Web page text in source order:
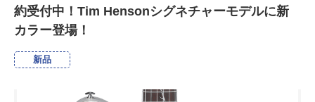
約受付中！Tim Hensonシグネチャーモデルに新
カラー登場！
新品